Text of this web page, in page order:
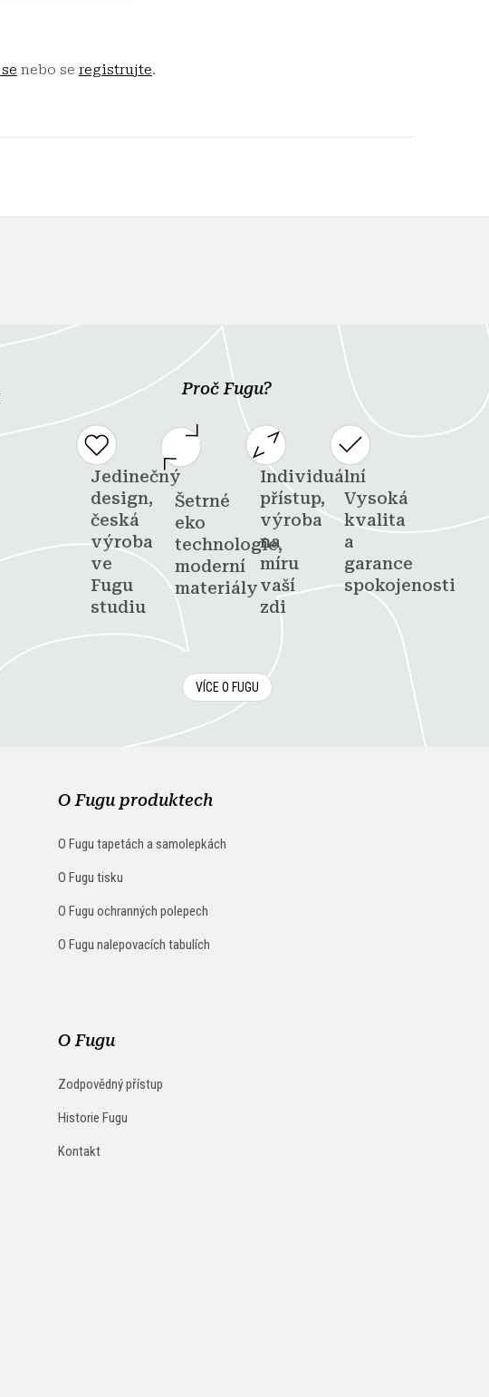
nebo se registrujte.
Proč Fugu?
Jedinečný
design,
česká
výroba
ve
Fugu
studiu
Šetrné
eko
technologie,
moderní
materiály
Individuální
přístup,
výroba
na
míru
vaší
zdi
Vysoká
kvalita
a
garance
spokojenosti
VÍCE O FUGU
O Fugu produktech
O Fugu tapetách a samolepkách
O Fugu tisku
O Fugu ochranných polepech
O Fugu nalepovacích tabulích
O Fugu
Zodpovědný přístup
Historie Fugu
Kontakt